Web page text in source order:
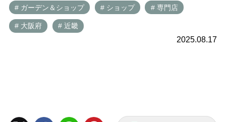
# ガーデン＆ショップ # ショップ # 専門店
# 大阪府 # 近畿
2025.08.17